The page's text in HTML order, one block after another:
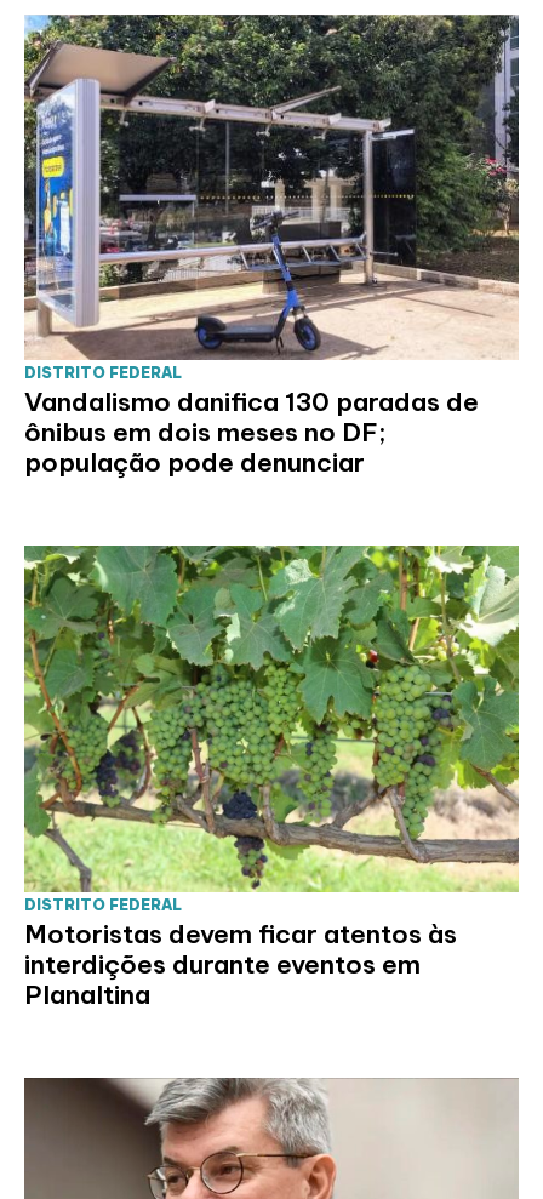
DISTRITO FEDERAL
Vandalismo danifica 130 paradas de
ônibus em dois meses no DF;
população pode denunciar
DISTRITO FEDERAL
Motoristas devem ficar atentos às
interdições durante eventos em
Planaltina